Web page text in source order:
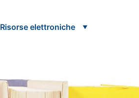
Risorse elettroniche